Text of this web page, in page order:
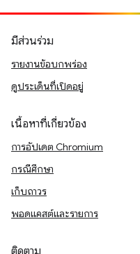
มีส่วนร่วม
รายงานข้อบกพร่อง
ดูประเด็นที่เปิดอยู่
เนื้อหาที่เกี่ยวข้อง
การอัปเดต Chromium
กรณีศึกษา
เก็บถาวร
พอดแคสต์และรายการ
ติดตาม